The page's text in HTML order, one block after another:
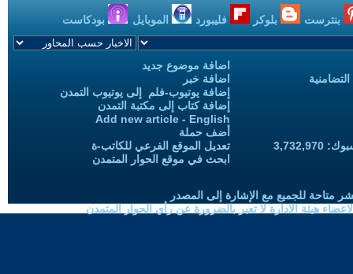
بنترست بلوكر فليبورد الموبايل بودكاست
اضافة موضوع جديد
اضافة خبر
إضافة يوتيوب-فلم إلى يوتيوب التمدن
إضافة كتاب إلى مكتبة التمدن
Add new article - English
أضف حملة
تعديل الموقع الفرعي للكاتب-ة
ابحث في موقع الحوار المتمدن
متاحة للجميع مع الإشارة إلى المصدر
هيئة الادارة لا تعبر بالضرورة عن رأي الحوار المتمدن